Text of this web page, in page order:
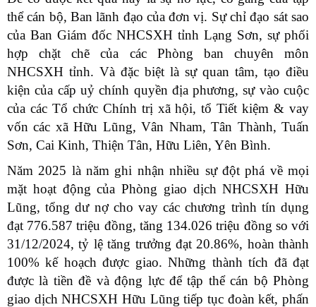
thể cán bộ, Ban lãnh đạo của đơn vị. Sự chỉ đạo sát sao
của Ban Giám đốc NHCSXH tỉnh Lạng Sơn, sự phối
hợp chặt chẽ của các Phòng ban chuyên môn
NHCSXH tỉnh. Và đặc biệt là sự quan tâm, tạo điều
kiện của cấp uỷ chính quyền địa phương, sự vào cuộc
của các Tổ chức Chính trị xã hội, tổ Tiết kiệm & vay
vốn các xã Hữu Lũng, Vân Nham, Tân Thành, Tuấn
Sơn, Cai Kinh, Thiện Tân, Hữu Liên, Yên Bình.
Năm 2025 là năm ghi nhận nhiều sự đột phá về mọi
mặt hoạt động của Phòng giao dịch NHCSXH Hữu
Lũng, tổng dư nợ cho vay các chương trình tín dụng
đạt 776.587 triệu đồng, tăng 134.026 triệu đồng so với
31/12/2024, tỷ lệ tăng trưởng đạt 20.86%, hoàn thành
100% kế hoạch được giao. Những thành tích đã đạt
được là tiền đề và động lực để tập thể cán bộ Phòng
giao dịch NHCSXH Hữu Lũng tiếp tục đoàn kết, phấn